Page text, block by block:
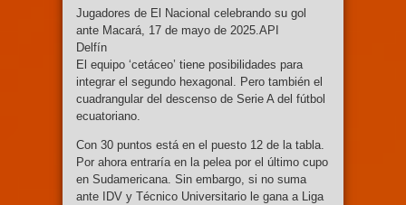
Jugadores de El Nacional celebrando su gol
ante Macará, 17 de mayo de 2025.API
Delfín
El equipo ‘cetáceo’ tiene posibilidades para
integrar el segundo hexagonal. Pero también el
cuadrangular del descenso de Serie A del fútbol
ecuatoriano.
Con 30 puntos está en el puesto 12 de la tabla.
Por ahora entraría en la pelea por el último cupo
en Sudamericana. Sin embargo, si no suma
ante IDV y Técnico Universitario le gana a Liga